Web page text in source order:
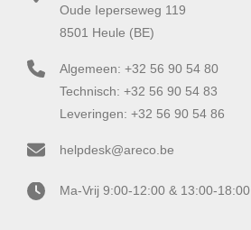
Oude Ieperseweg 119
8501 Heule (BE)
Algemeen: +32 56 90 54 80
Technisch: +32 56 90 54 83
Leveringen: +32 56 90 54 86
helpdesk@areco.be
Ma-Vrij 9:00-12:00 & 13:00-18:00